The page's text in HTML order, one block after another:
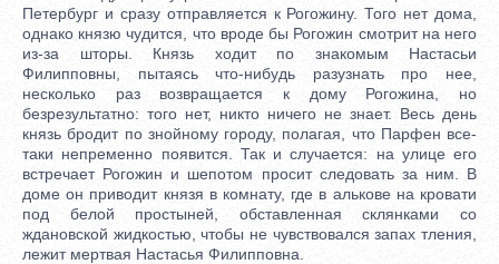
Петербург и сразу отправляется к Рогожину. Того нет дома,
однако князю чудится, что вроде бы Рогожин смотрит на него
из-за шторы. Князь ходит по знакомым Настасьи
Филипповны, пытаясь что-нибудь разузнать про нее,
несколько раз возвращается к дому Рогожина, но
безрезультатно: того нет, никто ничего не знает. Весь день
князь бродит по знойному городу, полагая, что Парфен все-
таки непременно появится. Так и случается: на улице его
встречает Рогожин и шепотом просит следовать за ним. В
доме он приводит князя в комнату, где в алькове на кровати
под белой простыней, обставленная склянками со
ждановской жидкостью, чтобы не чувствовался запах тления,
лежит мертвая Настасья Филипповна.